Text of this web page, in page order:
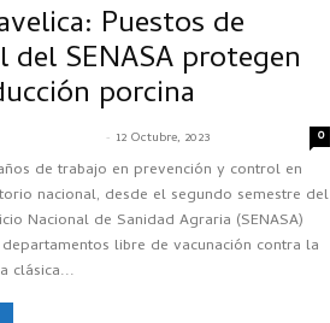
Puestos de
SENASA protegen
porcina
- 12 Octubre, 2023 0
de trabajo en prevención y control en
nacional, desde el segundo semestre del
Nacional de Sanidad Agraria (SENASA)
libre de vacunación contra la
clásica...